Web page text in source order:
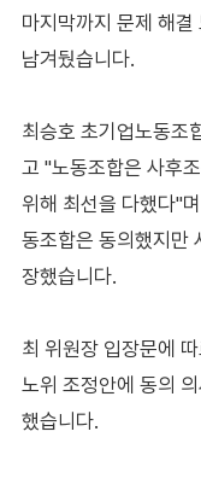
마지막까지 문제 해
남겨뒀습니다.
최승호 초기업노동조
고 "노동조합은 사후
위해 최선을 다했다"
동조합은 동의했지만
장했습니다.
최 위원장 입장문에
노위 조정안에 동의
했습니다.